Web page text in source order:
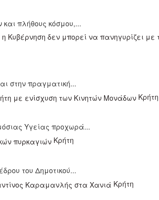
πλήθους κόσμου,...
στην πραγματική...
Κρήτη
Υγείας προχωρά...
Κρήτη
του Δημοτικού...
Κρήτη